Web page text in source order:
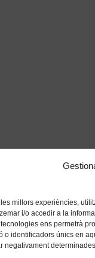
millors experiències,
i/o accedir a la
ens permetrà
o identificadors únics en
negativament